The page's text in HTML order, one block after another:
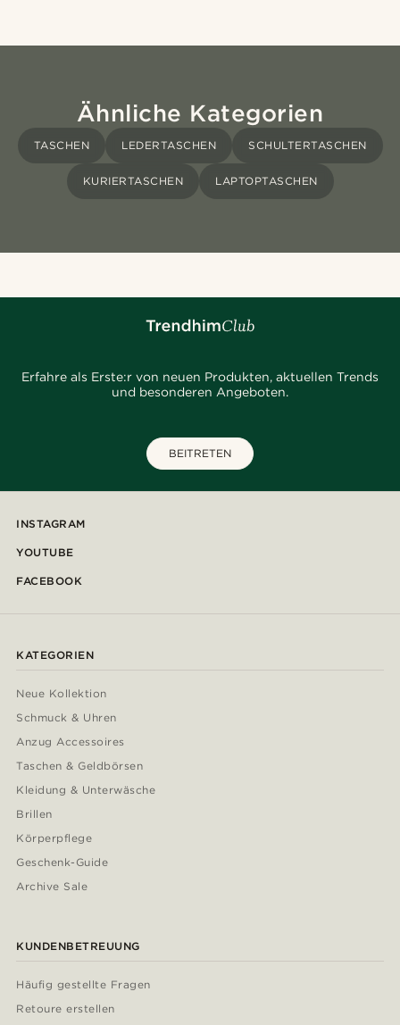
Ähnliche Kategorien
TASCHEN LEDERTASCHEN SCHULTERTASCHEN
KURIERTASCHEN LAPTOPTASCHEN
Erfahre als Erste:r von neuen Produkten, aktuellen Trends
und besonderen Angeboten.
BEITRETEN
INSTAGRAM
YOUTUBE
FACEBOOK
KATEGORIEN
Neue Kollektion
Schmuck & Uhren
Anzug Accessoires
Taschen & Geldbörsen
Kleidung & Unterwäsche
Brillen
Körperpflege
Geschenk-Guide
Archive Sale
KUNDENBETREUUNG
Häufig gestellte Fragen
Retoure erstellen